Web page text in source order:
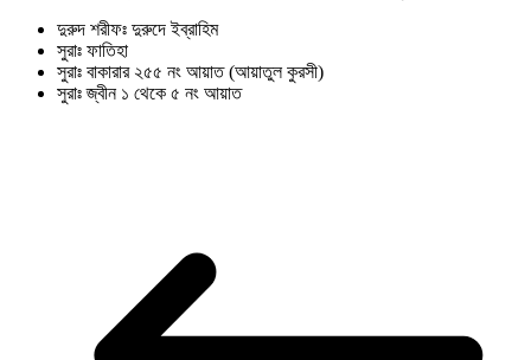
দুরুদ শরীফঃ দুরুদে ইব্রাহিম
সুরাঃ ফাতিহা
সুরাঃ বাকারার ২৫৫ নং আয়াত (আয়াতুল কুরসী)
সুরাঃ জ্বীন ১ থেকে ৫ নং আয়াত